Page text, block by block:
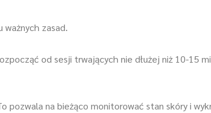
zasad.
od sesji trwających nie dłużej niż 10-15
na bieżąco monitorować stan skóry i